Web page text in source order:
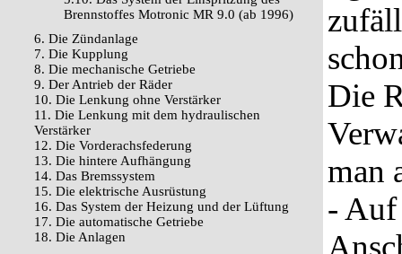
Brennstoffes Motronic MR 9.0 (ab 1996)
6. Die Zündanlage
7. Die Kupplung
8. Die mechanische Getriebe
9. Der Antrieb der Räder
10. Die Lenkung ohne Verstärker
11. Die Lenkung mit dem hydraulischen
Verstärker
12. Die Vorderachsfederung
13. Die hintere Aufhängung
14. Das Bremssystem
15. Die elektrische Ausrüstung
16. Das System der Heizung und der Lüftung
17. Die automatische Getriebe
18. Die Anlagen
Die
man
- Auf